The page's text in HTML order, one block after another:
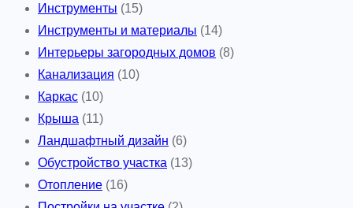
Инструменты (15)
Инструменты и материалы (14)
Интерьеры загородных домов (8)
Канализация (10)
Каркас (10)
Крыша (11)
Ландшафтный дизайн (6)
Обустройство участка (13)
Отопление (16)